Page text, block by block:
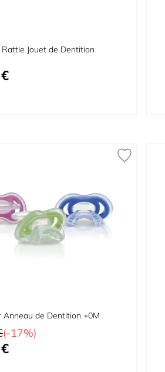
Jouet de Dentition
Anneau de Dentition +0M
(-17%)